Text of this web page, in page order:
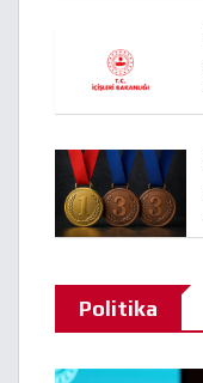
Politika